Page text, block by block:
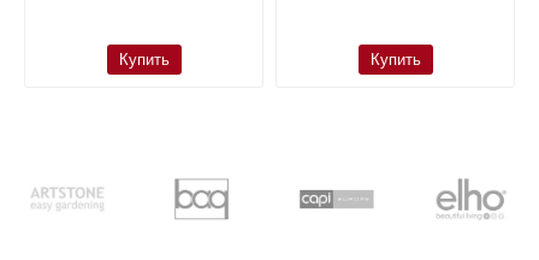
Купить Купить